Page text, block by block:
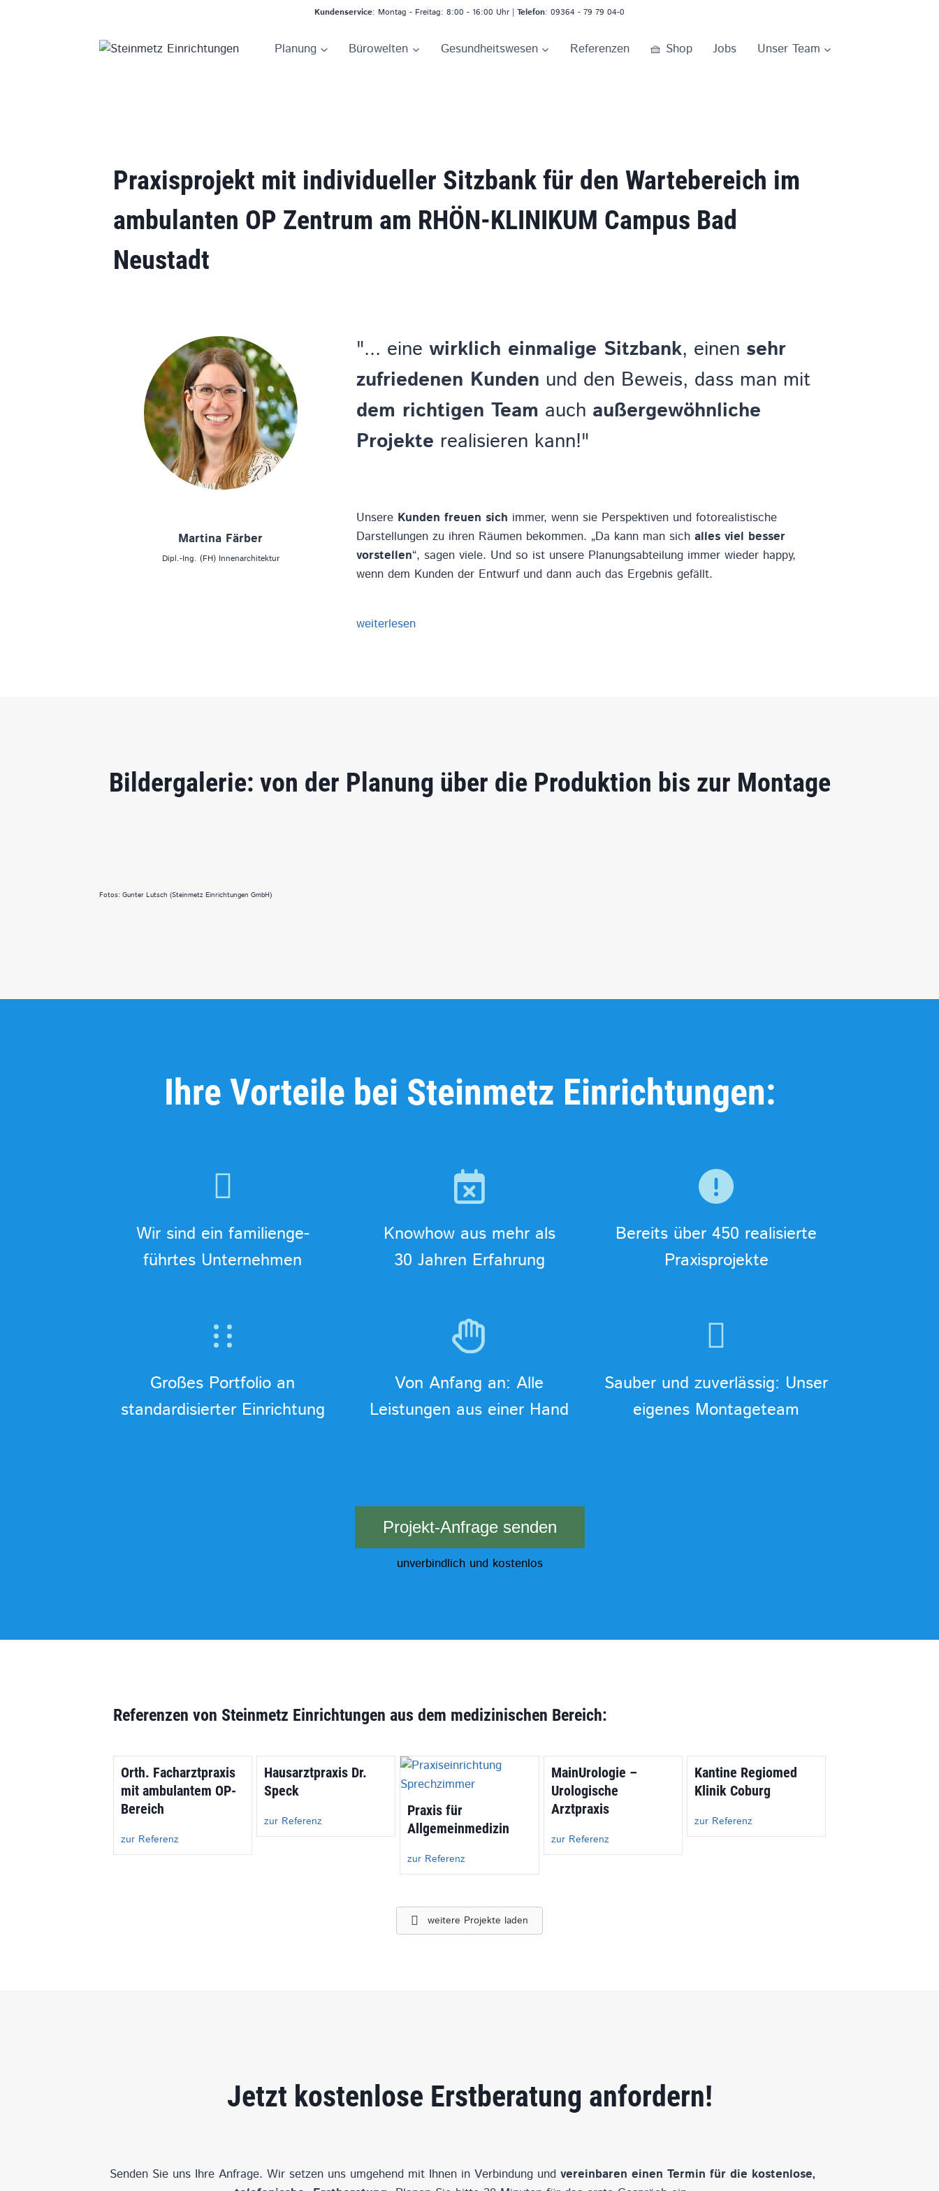
Kundenservice: Montag - Freitag: 8:00 - 16:00 Uhr | Telefon: 09364 - 79 79 04-0
Planung Bürowelten Gesundheitswesen Referenzen 🧺 Shop Jobs Unser Team
Praxisprojekt mit individueller Sitzbank für den Wartebereich im
ambulanten OP Zentrum am RHÖN-KLINIKUM Campus Bad
Neustadt
Martina Färber
Dipl.-Ing. (FH) Innenarchitektur
"... eine wirklich einmalige Sitzbank, einen sehr
zufriedenen Kunden und den Beweis, dass man mit
dem richtigen Team auch außergewöhnliche
Projekte realisieren kann!"
Unsere Kunden freuen sich immer, wenn sie Perspektiven und fotorealistische
Darstellungen zu ihren Räumen bekommen. „Da kann man sich alles viel besser
vorstellen“, sagen viele. Und so ist unsere Planungsabteilung immer wieder happy,
wenn dem Kunden der Entwurf und dann auch das Ergebnis gefällt.
weiterlesen
Bildergalerie: von der Planung über die Produktion bis zur Montage
Fotos: Gunter Lutsch (Steinmetz Einrichtungen GmbH)
Ihre Vorteile bei Steinmetz Einrichtungen:
Wir sind ein familienge-
führtes Unternehmen
Knowhow aus mehr als
30 Jahren Erfahrung
Bereits über 450 realisierte
Praxisprojekte
Großes Portfolio an
standardisierter Einrichtung
Von Anfang an: Alle
Leistungen aus einer Hand
Sauber und zuverlässig: Unser
eigenes Montageteam
Projekt-Anfrage senden
unverbindlich und kostenlos
Referenzen von Steinmetz Einrichtungen aus dem medizinischen Bereich:
Orth. Facharztpraxis
mit ambulantem OP-
Bereich
zur Referenz
Hausarztpraxis Dr.
Speck
zur Referenz
Praxis für
Allgemeinmedizin
zur Referenz
MainUrologie –
Urologische
Arztpraxis
zur Referenz
Kantine Regiomed
Klinik Coburg
zur Referenz
weitere Projekte laden
Jetzt kostenlose Erstberatung anfordern!
Senden Sie uns Ihre Anfrage. Wir setzen uns umgehend mit Ihnen in Verbindung und vereinbaren einen Termin für die kostenlose,